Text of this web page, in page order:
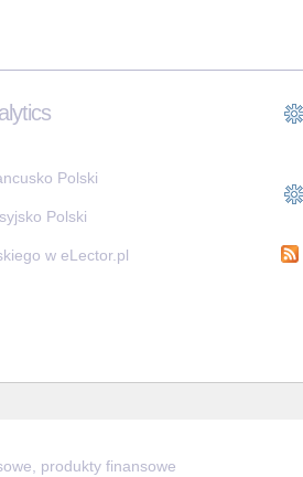
Polski
Polski
w eLector.pl
produkty finansowe